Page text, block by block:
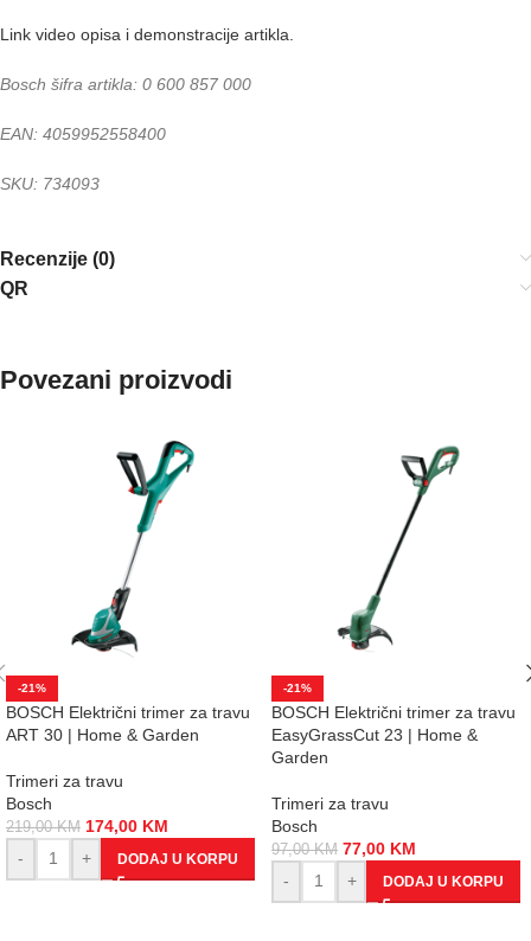
Link video opisa i demonstracije artikla.
Bosch šifra artikla: 0 600 857 000
EAN: 4059952558400
SKU: 734093
Recenzije (0)
QR
Povezani proizvodi
-21%
BOSCH Električni trimer za travu
ART 30 | Home & Garden
Trimeri za travu
Bosch
219,00KM 174,00 KM
-
+ DODAJ U KORPU
-21%
BOSCH Električni trimer za travu
EasyGrassCut 23 | Home &
Garden
Trimeri za travu
Bosch
97,00KM 77,00 KM
-
+ DODAJ U KORPU